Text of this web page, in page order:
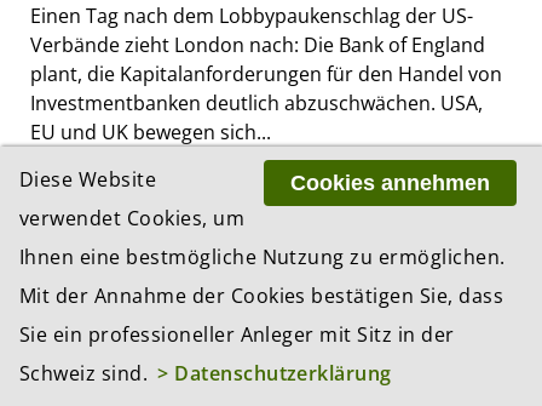
Einen Tag nach dem Lobbypaukenschlag der US-
Verbände zieht London nach: Die Bank of England
plant, die Kapitalanforderungen für den Handel von
Investmentbanken deutlich abzuschwächen. USA,
EU und UK bewegen sich...
Wall Street will weitere De-
Regulierungen für Banken
Cookies annehmen
Diese Website
verwendet Cookies, um
Ihnen eine bestmögliche Nutzung zu ermöglichen.
Mit der Annahme der Cookies bestätigen Sie, dass
Sie ein professioneller Anleger mit Sitz in der
Schweiz sind. > Datenschutzerklärung